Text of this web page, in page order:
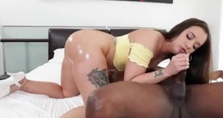
סירטי סקס, כמו שציינו, הוא מושג מאוד רחב וכללי ואנו נתחיל
מהצורה שבה האסוציאציה הראשונית מופעלת כאשר אנו
מדברים על סירטי סקס, וזה הפורנו כמובן. הפורנוגרפיה, או
בשמה המקוצר, פורנו, היא בהחלט סוג של מדיה שהפכה
למצרך בינלאומי וכלל עולמי. עולם הפורנו עצמו שכולל את
התעשייה הענקית של הפורנו וכל נגזרותיו של הפורנו, הוא עולם
שבדרך כלל מממש לנו פנטזיות והוא מיועד לעוררות וגירוי מיני
על ידי מימוש ויזואלי של אותם תכנים פורנוגרפיים. בגלל
שבפורנו, שזהו סוג של סרטים, יש פעילות מינית ברורה ומחייבת
(אחרת זה לא היה נכנס לקטגוריה של הפורנוגרפיה), אזי בהחלט
שפורנו נחשב לסוג אחד (וכנראה הראשון) של סירטי סקס